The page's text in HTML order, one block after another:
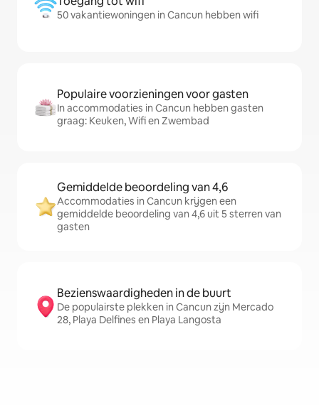
50 vakantiewoningen in Cancun hebben wifi
Populaire voorzieningen voor gasten
In accommodaties in Cancun hebben gasten
graag: Keuken, Wifi en Zwembad
Gemiddelde beoordeling van 4,6
Accommodaties in Cancun krijgen een
gemiddelde beoordeling van 4,6 uit 5 sterren van
gasten
Bezienswaardigheden in de buurt
De populairste plekken in Cancun zijn Mercado
28, Playa Delfines en Playa Langosta